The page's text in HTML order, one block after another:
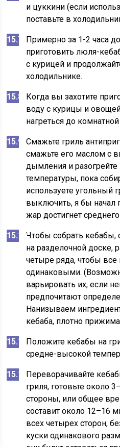
и цуккини (если
поставьте в
Примерно за 1-2 часа
приготовить люля-
с курицей и
холодильнике.
Когда вы захотите
воду с курицы и
нагреться до
Смажьте гриль
смажьте его маслом с
дымления и
температуры, пока
используете угольный
выключить, я бы начал
жар достигнет
Чтобы собрать кебабы,
на разделочной доске,
четыре ряда, чтобы
одинаковыми.
варьировать их, если
предпочитают
Нанизываем
кебаба, плотно
Положите кебабы на
средне-высокой
Переворачивайте
гриля, готовьте около
стороны, или общее
составит около 12–16
всех четырех сторон,
куски одинакового